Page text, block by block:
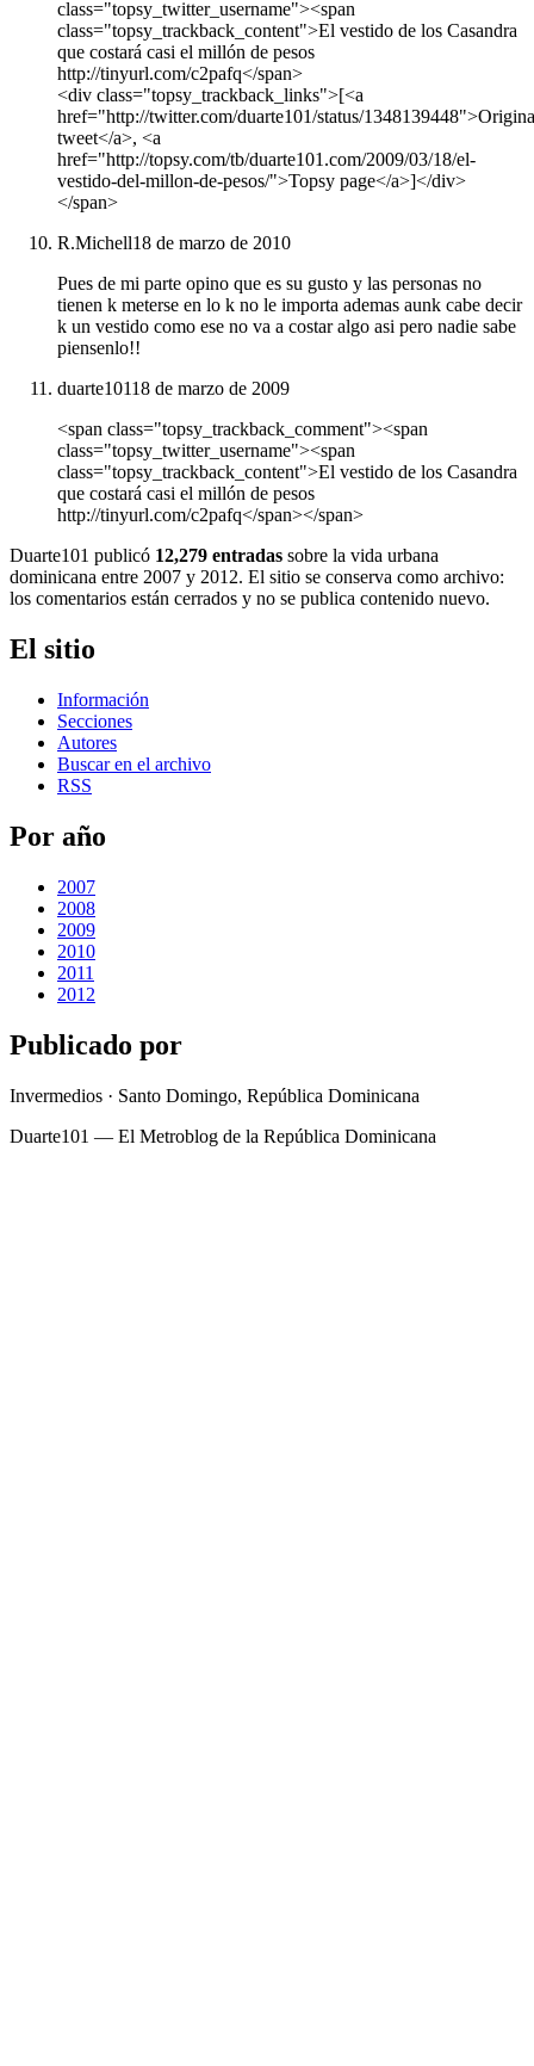
class="topsy_twitter_username"><span
class="topsy_trackback_content">El vestido de los Casandra
que costará casi el millón de pesos
http://tinyurl.com/c2pafq</span>
<div class="topsy_trackback_links">[<a
href="http://twitter.com/duarte101/status/
tweet</a>, <a
href="http://topsy.com/tb/duarte101.com/2009/03/18/el-
vestido-del-millon-de-pesos/">Topsy page</a>]</div>
</span>
R.Michell18 de marzo de 2010
Pues de mi parte opino que es su gusto y las personas no
tienen k meterse en lo k no le importa ademas aunk cabe decir
k un vestido como ese no va a costar algo asi pero nadie sabe
piensenlo!!
duarte10118 de marzo de 2009
<span class="topsy_trackback_comment"><span
class="topsy_twitter_username"><span
class="topsy_trackback_content">El vestido de los Casandra
que costará casi el millón de pesos
http://tinyurl.com/c2pafq</span></span>
Duarte101 publicó 12,279 entradas sobre la vida urbana
dominicana entre 2007 y 2012. El sitio se conserva como archivo:
los comentarios están cerrados y no se publica contenido nuevo.
El sitio
Información
Secciones
Autores
Buscar en el archivo
RSS
Por año
2007
2008
2009
2010
2011
2012
Publicado por
Invermedios · Santo Domingo, República Dominicana
Duarte101 — El Metroblog de la República Dominicana